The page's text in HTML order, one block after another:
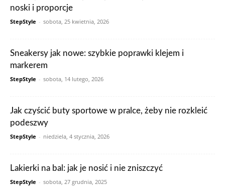
noski i proporcje
StepStyle - sobota, 25 kwietnia, 2026
Sneakersy jak nowe: szybkie poprawki klejem i
markerem
StepStyle - sobota, 14 lutego, 2026
Jak czyścić buty sportowe w pralce, żeby nie rozkleić
podeszwy
StepStyle - niedziela, 4 stycznia, 2026
Lakierki na bal: jak je nosić i nie zniszczyć
StepStyle - sobota, 27 grudnia, 2025